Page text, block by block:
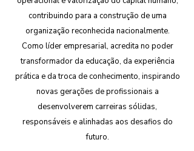
contribuindo para a construção de uma
organização reconhecida nacionalmente.
Como líder empresarial, acredita no poder
transformador da educação, da experiência
prática e da troca de conhecimento, inspirando
novas gerações de profissionais a
desenvolverem carreiras sólidas,
responsáveis e alinhadas aos desafios do
futuro.